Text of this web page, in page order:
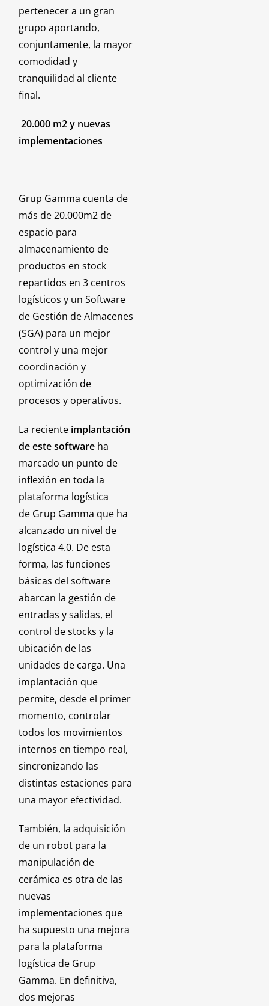
pertenecer a un gran
grupo aportando,
conjuntamente, la mayor
comodidad y
tranquilidad al cliente
final.
20.000 m2 y nuevas
implementaciones
Grup Gamma cuenta de
más de 20.000m2 de
espacio para
almacenamiento de
productos en stock
repartidos en 3 centros
logísticos y un Software
de Gestión de Almacenes
(SGA) para un mejor
control y una mejor
coordinación y
optimización de
procesos y operativos.
La reciente implantación
de este softwareha
marcado un punto de
inflexión en toda la
plataforma logística
de Grup Gamma que ha
alcanzado un nivel de
logística 4.0. De esta
forma, las funciones
básicas del software
abarcan la gestión de
entradas y salidas, el
control de stocks y la
ubicación de las
unidades de carga. Una
implantación que
permite, desde el primer
momento, controlar
todos los movimientos
internos en tiempo real,
sincronizando las
distintas estaciones para
una mayor efectividad.
También, la adquisición
de un robot para la
manipulación de
cerámica es otra de las
nuevas
implementaciones que
ha supuesto una mejora
para la plataforma
logística de Grup
Gamma. En definitiva,
dos mejoras